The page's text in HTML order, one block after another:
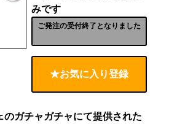
みです
ご発注の受付終了となりました
★お気に入り登録
のガチャガチャにて提供された